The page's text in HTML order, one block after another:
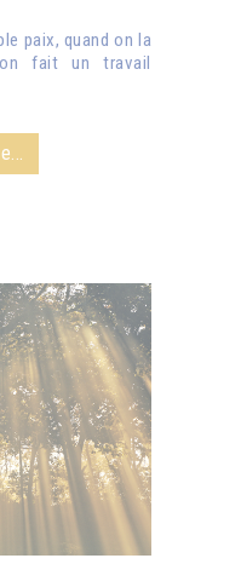
paix, quand on la
fait un travail